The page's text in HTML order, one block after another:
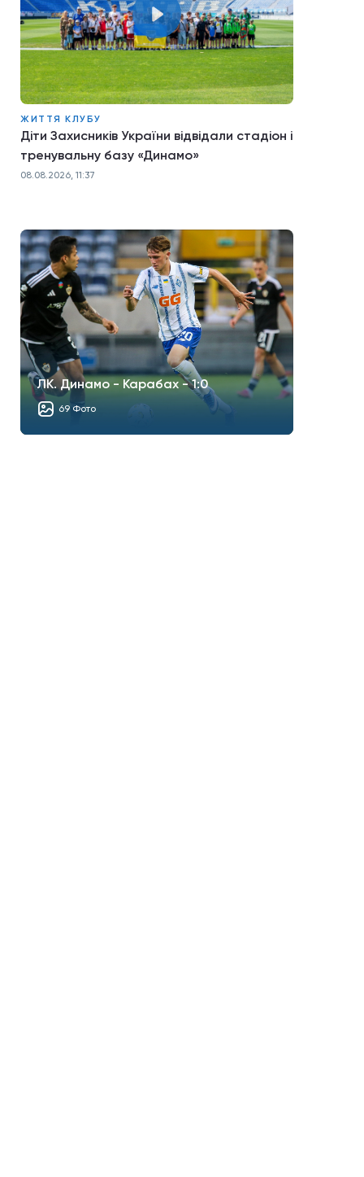
ЖИТТЯ КЛУБУ
Діти Захисників України відвідали стадіон і
тренувальну базу «Динамо»
08.08.2026, 11:37
ЛК. Динамо - Карабах - 1:0
69 Фото